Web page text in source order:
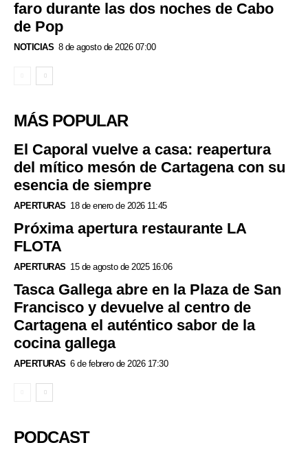
faro durante las dos noches de Cabo
de Pop
NOTICIAS 8 de agosto de 2026 07:00
MÁS POPULAR
El Caporal vuelve a casa: reapertura
del mítico mesón de Cartagena con su
esencia de siempre
APERTURAS 18 de enero de 2026 11:45
Próxima apertura restaurante LA
FLOTA
APERTURAS 15 de agosto de 2025 16:06
Tasca Gallega abre en la Plaza de San
Francisco y devuelve al centro de
Cartagena el auténtico sabor de la
cocina gallega
APERTURAS 6 de febrero de 2026 17:30
PODCAST